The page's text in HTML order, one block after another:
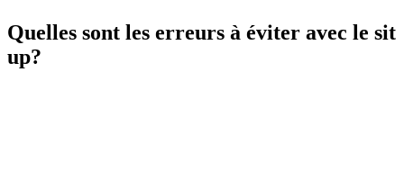
Quelles sont les erreurs à éviter avec le sit
up?